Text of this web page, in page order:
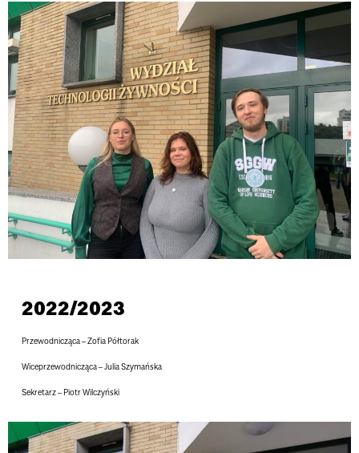
2022/2023
Przewodnicząca –Zofia Półtorak
Wiceprzewodnicząca –Julia Szymańska
Sekretarz – Piotr Wilczyński